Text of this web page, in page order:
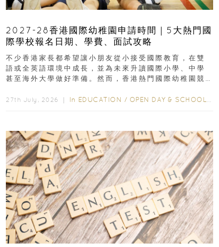
2027-28香港國際幼稚園申請時間｜5大熱門國
際學校報名日期、學費、面試攻略
不少香港家長都希望讓小朋友從小接受國際教育，在雙
語或全英語環境中成長，並為未來升讀國際小學、中學
甚至海外大學做好準備。然而，香港熱門國際幼稚園競
27th July, 2026 ｜ In EDUCATION / OPEN DAY & SCHOOL EVENTS